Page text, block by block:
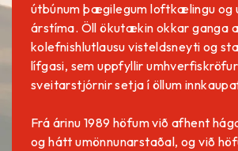
útbúnum þægilegum loftkælingu og
árstíma. Öll ökutækin okkar ganga
kolefnishlutlausu visteldsneyti og
lífgasi, sem uppfyllir
sveitarstjórnir setja í öllum
Frá árinu 1989 höfum við afhent
og hátt umönnunarstaðal, og við